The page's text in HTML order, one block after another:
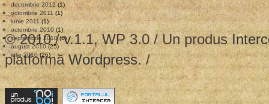
decembrie 2012(1)
octombrie 2011 (1)
iunie 2011(1)
octombrie 2010 (1)
septembrie 2010(6)
august 2010(25)
iulie 2010(26)
© 2010 / v.1.1, WP 3.0 / Un produs
platformăWordpress. /